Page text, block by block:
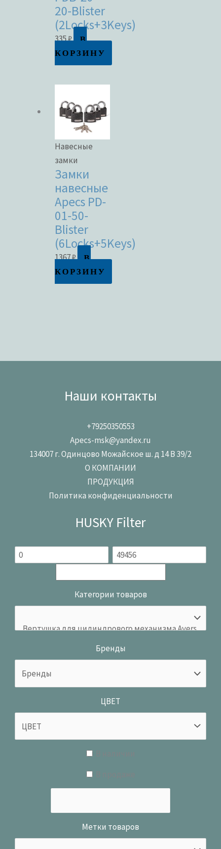
20-Blister
(2Locks+3Keys)
335₽
В
КОРЗИНУ
Навесные
замки
Замки
навесные
Apecs PD-
01-50-
Blister
(6Locks+5Keys)
1367₽
В
КОРЗИНУ
Наши контакты
+79250350553
Apecs-msk@yandex.ru
134007 г. Одинцово Можайское ш. д 14 В 39/2
О КОМПАНИИ
ПРОДУКЦИЯ
Политика конфиденциальности
HUSKY Filter
Категории товаров
Бренды
ЦВЕТ
Метки товаров